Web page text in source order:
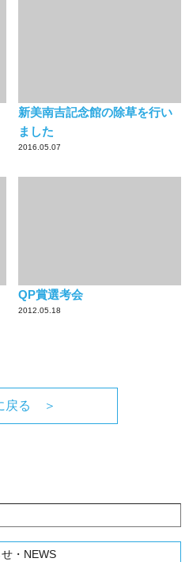
新美南吉記念館の除草を行い
ました
2016.05.07
QP賞選考会
2012.05.18
戻る ＞
・NEWS